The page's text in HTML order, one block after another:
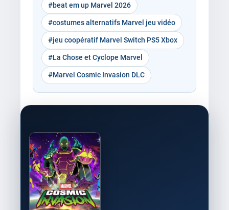
#beat em up Marvel 2026
#costumes alternatifs Marvel jeu vidéo
#jeu coopératif Marvel Switch PS5 Xbox
#La Chose et Cyclope Marvel
#Marvel Cosmic Invasion DLC